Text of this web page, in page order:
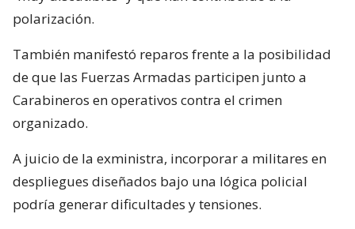
polarización.
También manifestó reparos frente a la posibilidad
de que las Fuerzas Armadas participen junto a
Carabineros en operativos contra el crimen
organizado.
A juicio de la exministra, incorporar a militares en
despliegues diseñados bajo una lógica policial
podría generar dificultades y tensiones.